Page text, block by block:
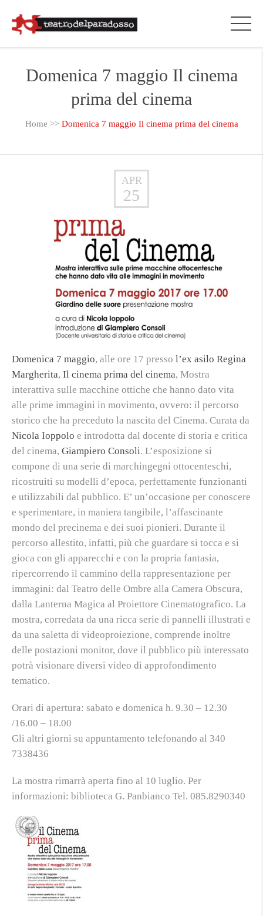
Domenica 7 maggio Il cinema
prima del cinema
Home >> Domenica 7 maggio Il cinema prima del cinema
APR
25
Domenica 7 maggio, alle ore 17 presso l’ex asilo Regina
Margherita, Il cinema prima del cinema, Mostra
interattiva sulle macchine ottiche che hanno dato vita
alle prime immagini in movimento, ovvero: il percorso
storico che ha preceduto la nascita del Cinema. Curata da
Nicola Ioppolo e introdotta dal docente di storia e critica
del cinema, Giampiero Consoli. L’esposizione si
compone di una serie di marchingegni ottocenteschi,
ricostruiti su modelli d’epoca, perfettamente funzionanti
e utilizzabili dal pubblico. E’ un’occasione per conoscere
e sperimentare, in maniera tangibile, l’affascinante
mondo del precinema e dei suoi pionieri. Durante il
percorso allestito, infatti, più che guardare si tocca e si
gioca con gli apparecchi e con la propria fantasia,
ripercorrendo il cammino della rappresentazione per
immagini: dal Teatro delle Ombre alla Camera Obscura,
dalla Lanterna Magica al Proiettore Cinematografico. La
mostra, corredata da una ricca serie di pannelli illustrati e
da una saletta di videoproiezione, comprende inoltre
delle postazioni monitor, dove il pubblico più interessato
potrà visionare diversi video di approfondimento
tematico.
Orari di apertura: sabato e domenica h. 9.30 – 12.30
/16.00 – 18.00
Gli altri giorni su appuntamento telefonando al 340
7338436
La mostra rimarrà aperta fino al 10 luglio. Per
informazioni: biblioteca G. Panbianco Tel. 085.8290340